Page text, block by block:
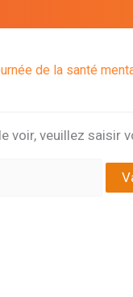
de la santé
voir, veuillez saisir